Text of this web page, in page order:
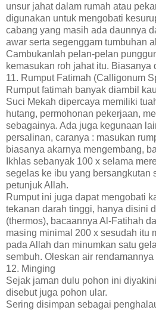
unsur jahat dalam rumah atau
digunakan untuk mengobati
cabang yang masih ada daunnya
awar serta segenggam tumbuhan
Cambukanlah pelan-pelan
kemasukan roh jahat itu. Biasanya
11. Rumput Fatimah (Calligonum
Rumput fatimah banyak diambil
Suci Mekah dipercaya memiliki
hutang, permohonan pekerjaan,
sebagainya. Ada juga kegunaan
persalinan, caranya : masukan
biasanya akarnya mengembang,
Ikhlas sebanyak 100 x selama
segelas ke ibu yang bersangkutan
petunjuk Allah.
Rumput ini juga dapat mengobati
tekanan darah tinggi, hanya disini
(thermos), bacaannya Al-Fatihah
masing minimal 200 x sesudah itu
pada Allah dan minumkan satu
sembuh. Oleskan air
12. Minging
Sejak jaman dulu pohon ini
disebut juga pohon ular.
Sering disimpan sebagai